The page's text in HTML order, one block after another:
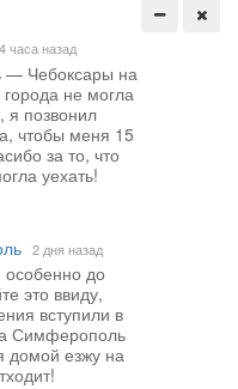
часа назад
— Чебоксары на
не могла
я позвонил
чтобы меня 15
за то, что
уехать!
2 дня назад
до
это ввиду,
вступили в
Симферополь
домой езжу на